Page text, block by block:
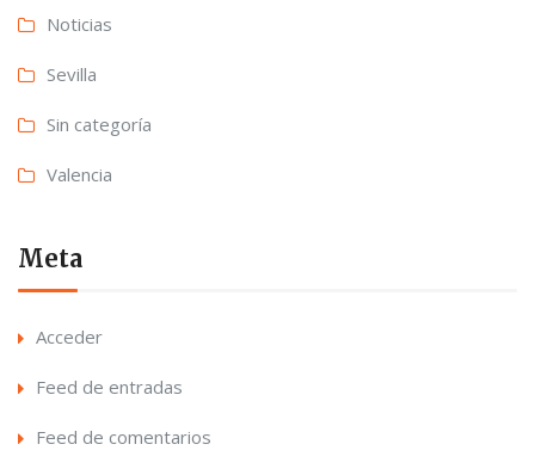
Noticias
Sevilla
Sin categoría
Valencia
Meta
Acceder
Feed de entradas
Feed de comentarios